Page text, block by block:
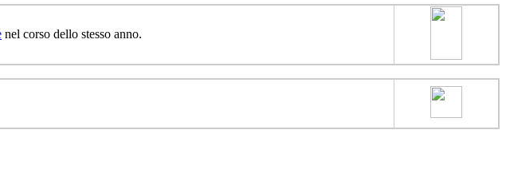
nel corso dello stesso anno.